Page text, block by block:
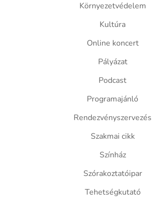
Környezetvédelem
Kultúra
Online koncert
Pályázat
Podcast
Programajánló
Rendezvényszervezés
Szakmai cikk
Színház
Szórakoztatóipar
Tehetségkutató